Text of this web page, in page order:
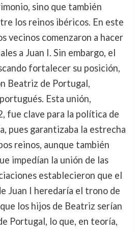
sino que también
los reinos ibéricos. En este
vecinos comenzaron a hacer
a Juan I. Sin embargo, el
fortalecer su posición,
Beatriz de Portugal,
Esta unión,
fue clave para la política de
pues garantizaba la estrecha
reinos, aunque también
impedían la unión de las
establecieron que el
Juan I heredaría el trono de
los hijos de Beatriz serían
Portugal, lo que, en teoría,